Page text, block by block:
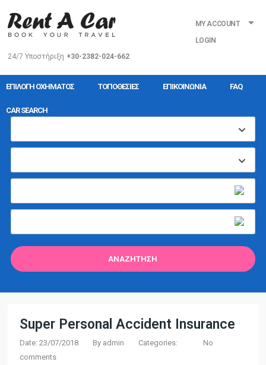
24/7 Υποστήριξη +30-2382-024-662
MY ACCOUNT
LOGIN
ΕΠΙΛΟΓΉ ΟΧΉΜΑΤΟΣ ΤΟΠΟΘΕΣΊΕΣ ΕΠΙΚΟΙΝΩΝΊΑ FAQ
CAR SEARCH
Super Personal Accident Insurance
Date: 23/07/2018 By admin Categories:
No
comments